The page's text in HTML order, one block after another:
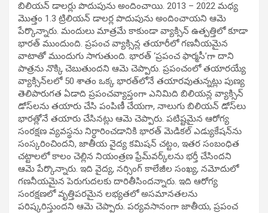
బిలియన్ డాలర్లు పొదుపును అందించాయి. 2013 – 2022 మధ్య
మొత్తం 1.3 ట్రిలియన్ డాలర్ల పొదుపును అందించాయని ఆమె
పేర్కొన్నారు. మందులు మాత్రమే కాకుండా వ్యాక్సిన్‌ ఉత్పత్తిలో కూడా
భారత్‌ ముందుంది. ప్రపంచ వ్యాక్సిన్ల తయారీలో గణనీయమైన
వాటాతో ముందుగు సాగుతుంది. భారత్‌ ‘ప్రపంచ ఫార్మసీ’గా దాని
పాత్రను నొక్కి చెబుతుందని ఆమె చెప్పారు. ప్రపంచంలో తయారయ్యే
వ్యాక్సిన్‌లలో 50 శాతం ఒక్క భారత్‌లోనే తయారవుతున్నట్లు పుణ్య
తెలిపారుగత ఏడాది ప్రపంచవ్యాప్తంగా ఎనిమిది బిలియన్ల వ్యాక్సిన్
డోస్‌లను తయారు చేసి పంపిణీ చేయగా, నాలుగు బిలియన్ డోస్‌లు
భారత్లోనే తయారు చేసినట్లు ఆమె చెప్పారు. పటిష్టమైన ఆరోగ్య
సంరక్షణ వ్యవస్థను నిర్ధారించడానికి భారత్‌ మెడికల్‌ ఎడ్యుకేషన్‌ను
సంస్కరించిందని, జాతీయ వైద్య కమిషన్ చట్టం, ఇతర సంబంధిత
చట్టాలలో కాలం చెల్లిన నియంత్రణ ఫ్రేమ్‌వర్క్‌లను భర్తీ చేసిందని
ఆమె పేర్కొన్నారు. ఇది వైద్య, నర్సింగ్ కాలేజీల సంఖ్య, నమోదులో
గణనీయమైన పెరుగుదలకు దారితీసిందన్నారు. ఇది ఆరోగ్య
సంరక్షణలో వృత్తిపరమైన లభ్యతలో అసమానతలను
పరిష్కరిస్తుందని ఆమె చెప్పారు. పర్యవసానంగా జాతీయ, ప్రపంచ